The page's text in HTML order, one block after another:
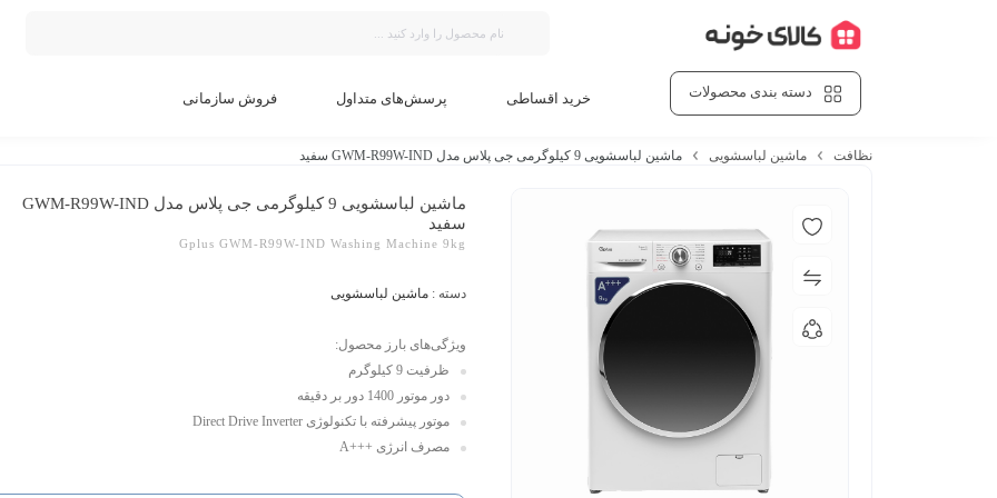
دسته بندی محصولات خرید اقساطی پرسش‌های متداول فروش سازمانی
نظافت ماشین لباسشویی ماشین لباسشویی 9 کیلوگرمی جی پلاس مدل GWM-R99W-IND سفید
ماشین لباسشویی 9 کیلوگرمی جی پلاس مدل GWM-R99W-IND
سفید
Gplus GWM-R99W-IND Washing Machine 9kg
دسته :ماشین لباسشویی
ویژگی‌‌های بارز محصول:
ظرفیت 9 کیلوگرم
دور موتور 1400 دور بر دقیقه
موتور پیشرفته با تکنولوژی Direct Drive Inverter
مصرف انرژی +++A